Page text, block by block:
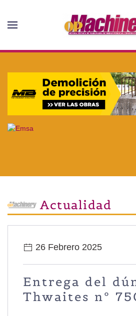
Skip to main content
Actualidad
26 Febrero 2025
Entrega del
Thwaites nº